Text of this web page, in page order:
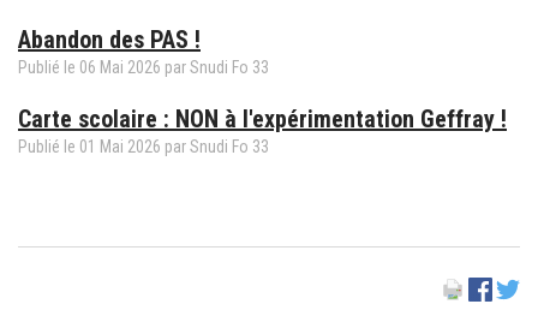
Abandon des PAS !
Publié le 06 Mai 2026 parSnudi Fo 33
Carte scolaire : NON à l'expérimentation Geffray !
Publié le 01 Mai 2026 parSnudi Fo 33